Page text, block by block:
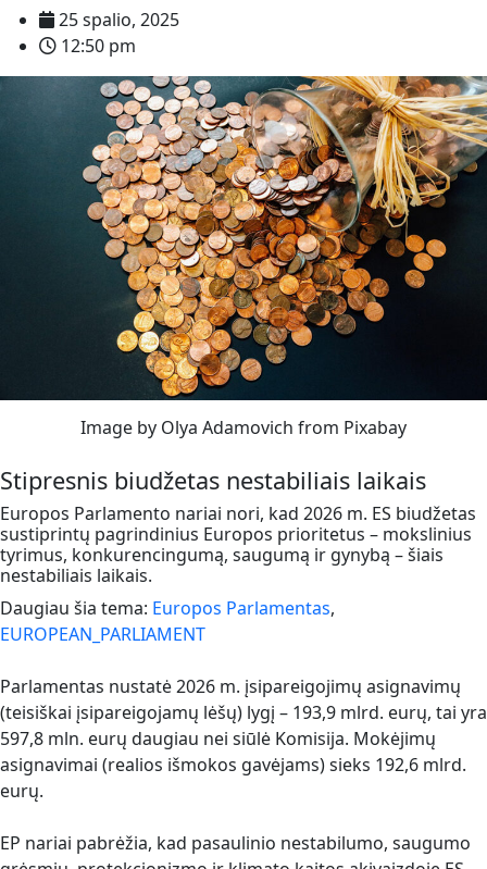
25 spalio, 2025
12:50 pm
Image by Olya Adamovich from Pixabay
Stipresnis biudžetas nestabiliais laikais
Europos Parlamento nariai nori, kad 2026 m. ES biudžetas
sustiprintų pagrindinius Europos prioritetus – mokslinius
tyrimus, konkurencingumą, saugumą ir gynybą – šiais
nestabiliais laikais.
Daugiau šia tema: Europos Parlamentas,
EUROPEAN_PARLIAMENT
Parlamentas nustatė 2026 m. įsipareigojimų asignavimų
(teisiškai įsipareigojamų lėšų) lygį – 193,9 mlrd. eurų, tai yra
597,8 mln. eurų daugiau nei siūlė Komisija. Mokėjimų
asignavimai (realios išmokos gavėjams) sieks 192,6 mlrd.
eurų.
EP nariai pabrėžia, kad pasaulinio nestabilumo, saugumo